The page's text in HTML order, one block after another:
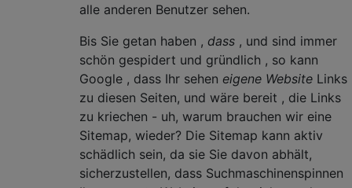
alle anderen Benutzer sehen.
Bis Sie getan haben , dass , und sind immer
schön gespidert und gründlich , so kann
Google , dass Ihr sehen eigene Website Links
zu diesen Seiten, und wäre bereit , die Links
zu kriechen - uh, warum brauchen wir eine
Sitemap, wieder? Die Sitemap kann aktiv
schädlich sein, da sie Sie davon abhält,
sicherzustellen, dass Suchmaschinenspinnen